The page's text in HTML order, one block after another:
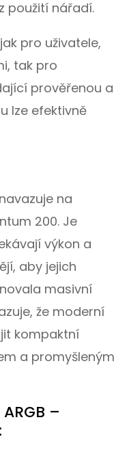
použití nářadí.
pro uživatele,
tak pro
prověřenou a
lze efektivně
na
200. Je
výkon a
aby jejich
masivní
že moderní
kompaktní
a promyšleným
–